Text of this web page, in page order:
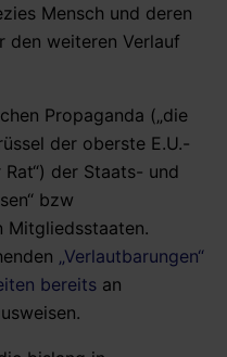
Mensch und deren
den weiteren Verlauf
Propaganda („die
der oberste E.U.-
der Staats- und
bzw
Mitgliedsstaaten.
„Verlautbarungen“
bereits an